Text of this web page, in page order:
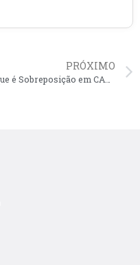
PRÓXIMO
O que é Sobreposição em CAD?